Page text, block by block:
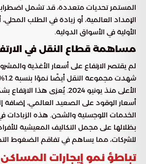
المستمر تحديات متعددة، قد تشمل
الإمداد العالمية، أو زيادة في الطلب المحلي،
الأولية في الأسواق الدولية.
مساهمة قطاع النقل في
لم يقتصر الارتفاع على أسعار الأغذية
الأعلى منذ يونيو 2024. يُعزى هذا
أسعار الوقود على الصعيد العالمي، إضافة
الخدمات اللوجستية والشحن. هذه الزيادات
بظلالها على مجمل التكاليف المعيشية
للشركات، مما يساهم في تفاقم الضغوط
تباطؤ نمو إيجارات المساكن